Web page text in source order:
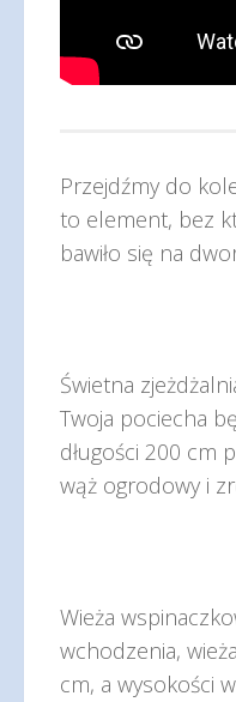
Przejdźmy do
to element, bez
bawiło się na
Świetna
Twoja pociecha
długości 200 cm
wąż ogrodowy i
Wieża
wchodzenia,
cm, a wysokości